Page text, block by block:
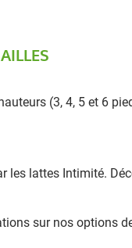
(3, 4, 5 et 6
les lattes Intimité.
sur nos options